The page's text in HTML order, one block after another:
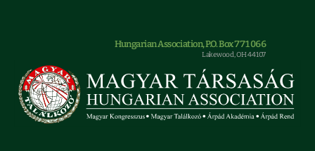
Hungarian Association, P.O. Box 771066
Lakewood, OH 44107